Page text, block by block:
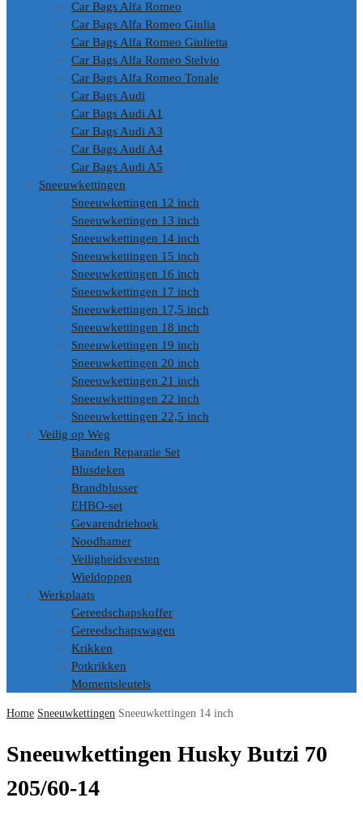
Car Bags Alfa Romeo
Car Bags Alfa Romeo Giulia
Car Bags Alfa Romeo Giulietta
Car Bags Alfa Romeo Stelvio
Car Bags Alfa Romeo Tonale
Car Bags Audi
Car Bags Audi A1
Car Bags Audi A3
Car Bags Audi A4
Car Bags Audi A5
Sneeuwkettingen
Sneeuwkettingen 12 inch
Sneeuwkettingen 13 inch
Sneeuwkettingen 14 inch
Sneeuwkettingen 15 inch
Sneeuwkettingen 16 inch
Sneeuwkettingen 17 inch
Sneeuwkettingen 17,5 inch
Sneeuwkettingen 18 inch
Sneeuwkettingen 19 inch
Sneeuwkettingen 20 inch
Sneeuwkettingen 21 inch
Sneeuwkettingen 22 inch
Sneeuwkettingen 22,5 inch
Veilig op Weg
Banden Reparatie Set
Blusdeken
Brandblusser
EHBO-set
Gevarendriehoek
Noodhamer
Veiligheidsvesten
Wieldoppen
Werkplaats
Gereedschapskoffer
Gereedschapswagen
Krikken
Potkrikken
Momentsleutels
Home Sneeuwkettingen Sneeuwkettingen 14 inch
Sneeuwkettingen Husky Butzi 70
205/60-14